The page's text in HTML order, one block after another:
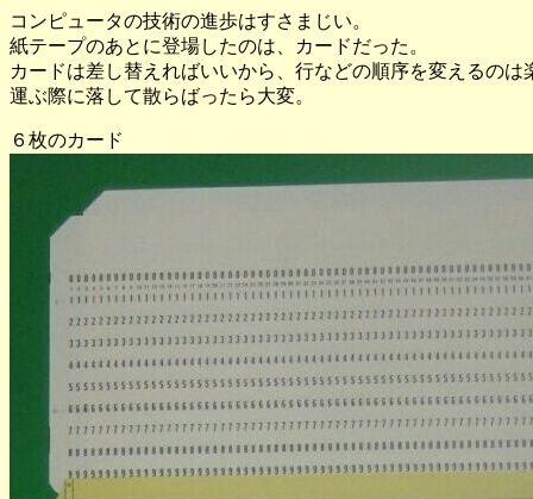
コンピュータの技術の進歩はすさまじい。
紙テープのあとに登場したのは、カードだった。
カードは差し替えればいいから、行などの順序を変えるのは
運ぶ際に落して散らばったら大変。
６枚のカード